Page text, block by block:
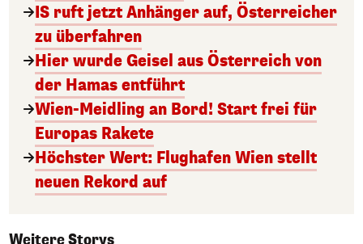
IS ruft jetzt Anhänger auf, Österreicher
zu überfahren
Hier wurde Geisel aus Österreich von
der Hamas entführt
Wien-Meidling an Bord! Start frei für
Europas Rakete
Höchster Wert: Flughafen Wien stellt
neuen Rekord auf
Weitere Storys